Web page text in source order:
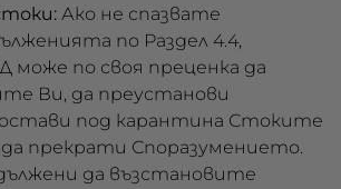
Ако не спазвате
по Раздел 4.4,
може по своя преценка да
Ви, да преустанови
под карантина Стоките
да прекрати Споразумението.
да възстановите